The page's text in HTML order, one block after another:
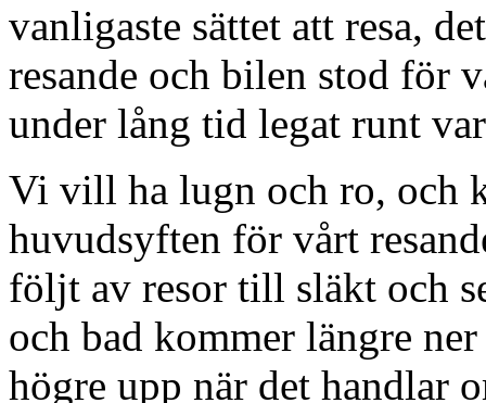
vanligaste sättet att resa,
resande och bilen stod för
under lång tid legat runt
Vi vill ha lugn och ro, och
huvudsyften för vårt
följt av resor till släkt och
och bad kommer längre
högre upp när det handlar